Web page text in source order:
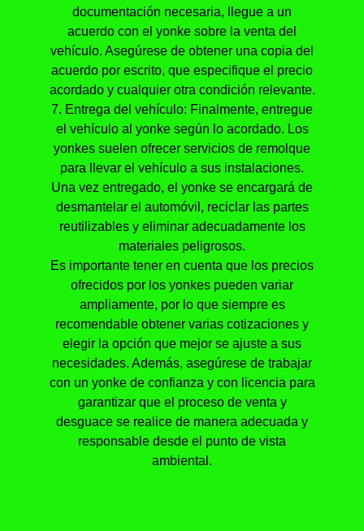
documentación necesaria, llegue a un
acuerdo con el yonke sobre la venta del
vehículo. Asegúrese de obtener una copia del
acuerdo por escrito, que especifique el precio
acordado y cualquier otra condición relevante.
7. Entrega del vehículo: Finalmente, entregue
el vehículo al yonke según lo acordado. Los
yonkes suelen ofrecer servicios de remolque
para llevar el vehículo a sus instalaciones.
Una vez entregado, el yonke se encargará de
desmantelar el automóvil, reciclar las partes
reutilizables y eliminar adecuadamente los
materiales peligrosos.
Es importante tener en cuenta que los precios
ofrecidos por los yonkes pueden variar
ampliamente, por lo que siempre es
recomendable obtener varias cotizaciones y
elegir la opción que mejor se ajuste a sus
necesidades. Además, asegúrese de trabajar
con un yonke de confianza y con licencia para
garantizar que el proceso de venta y
desguace se realice de manera adecuada y
responsable desde el punto de vista
ambiental.